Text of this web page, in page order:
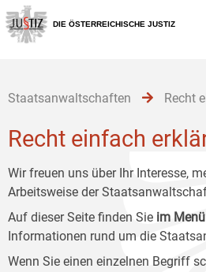
Zur
Hauptnavigation
[1]
Zum
Inhalt
[2]
Zum
Untermenü
[3]
DIE ÖSTERREICHISCHE JUSTIZ
Staatsanwaltschaften Recht
Recht einfach
Wir freuen uns über Ihr Interesse,
Arbeitsweise der
Auf dieser Seite finden Sie im Menü
Informationen rund um die
Wenn Sie einen einzelnen Begriff